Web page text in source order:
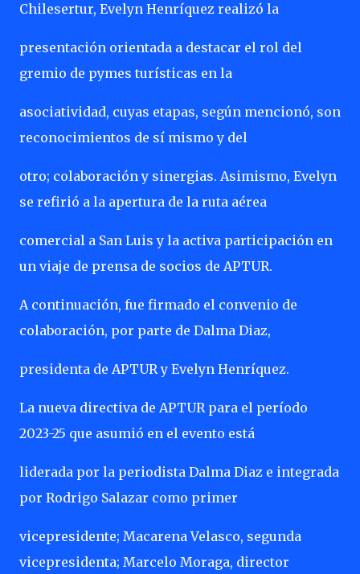
Chilesertur, Evelyn Henríquez realizó la
presentación orientada a destacar el rol del
gremio de pymes turísticas en la
asociatividad, cuyas etapas, según mencionó, son
reconocimientos de sí mismo y del
otro; colaboración y sinergias. Asimismo, Evelyn
se refirió a la apertura de la ruta aérea
comercial a San Luis y la activa participación en
un viaje de prensa de socios de APTUR.
A continuación, fue firmado el convenio de
colaboración, por parte de Dalma Diaz,
presidenta de APTUR y Evelyn Henríquez.
La nueva directiva de APTUR para el período
2023-25 que asumió en el evento está
liderada por la periodista Dalma Diaz e integrada
por Rodrigo Salazar como primer
vicepresidente; Macarena Velasco, segunda
vicepresidenta; Marcelo Moraga, director